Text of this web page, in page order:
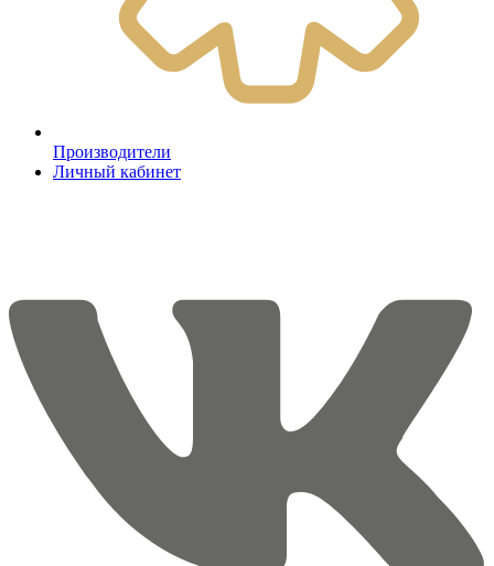
Производители
Личный кабинет